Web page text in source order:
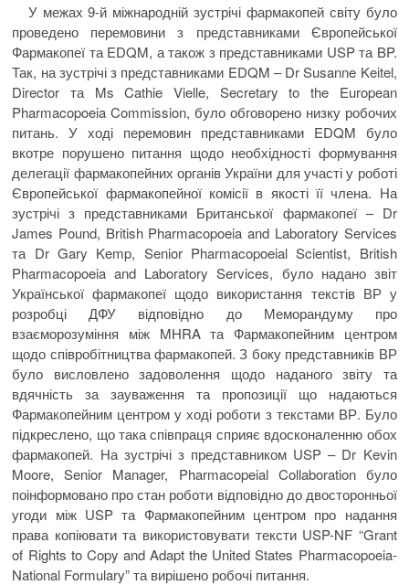
У межах 9-й міжнародній зустрічі фармакопей світу було
проведено перемовини з представниками Європейської
Фармакопеї та EDQM, а також з представниками USP та BP.
Так, на зустрічі з представниками EDQM – Dr Susanne Keitel,
Director та Ms Cathie Vielle, Secretary to the European
Pharmacopoeia Commission, було обговорено низку робочих
питань. У ході перемовин представниками EDQM було
вкотре порушено питання щодо необхідності формування
делегації фармакопейних органів України для участі у роботі
Європейської фармакопейної комісії в якості її члена. На
зустрічі з представниками Британської фармакопеї – Dr
James Pound, British Pharmacopoeia and Laboratory Services
та Dr Gary Kemp, Senior Pharmacopoeial Scientist, British
Pharmacopoeia and Laboratory Services, було надано звіт
Української фармакопеї щодо використання текстів ВР у
розробці ДФУ відповідно до Меморандуму про
взаєморозуміння між MHRA та Фармакопейним центром
щодо співробітництва фармакопей. З боку представників ВР
було висловлено задоволення щодо наданого звіту та
вдячність за зауваження та пропозиції що надаються
Фармакопейним центром у ході роботи з текстами ВР. Було
підкреслено, що така співпраця сприяє вдосконаленню обох
фармакопей. На зустрічі з представником USP – Dr Kevin
Moore, Senior Manager, Pharmacopeial Collaboration було
поінформовано про стан роботи відповідно до двосторонньої
угоди між USP та Фармакопейним центром про надання
права копіювати та використовувати тексти USP-NF “Grant
of Rights to Copy and Adapt the United States Pharmacopoeia-
National Formulary” та вирішено робочі питання.